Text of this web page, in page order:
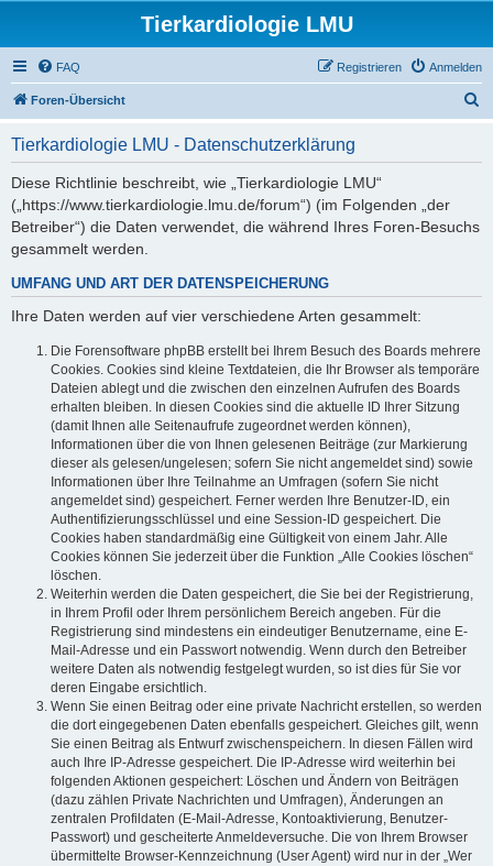
Tierkardiologie LMU
FAQ Anmelden
Registrieren
Foren-Übersicht
Tierkardiologie LMU - Datenschutzerklärung
Diese Richtlinie beschreibt, wie „Tierkardiologie LMU“
(„https://www.tierkardiologie.lmu.de/forum“) (im Folgenden „der
Betreiber“) die Daten verwendet, die während Ihres Foren-Besuchs
gesammelt werden.
UMFANG UND ART DER DATENSPEICHERUNG
Ihre Daten werden auf vier verschiedene Arten gesammelt:
Die Forensoftware phpBB erstellt bei Ihrem Besuch des Boards mehrere
Cookies. Cookies sind kleine Textdateien, die Ihr Browser als temporäre
Dateien ablegt und die zwischen den einzelnen Aufrufen des Boards
erhalten bleiben. In diesen Cookies sind die aktuelle ID Ihrer Sitzung
(damit Ihnen alle Seitenaufrufe zugeordnet werden können),
Informationen über die von Ihnen gelesenen Beiträge (zur Markierung
dieser als gelesen/ungelesen; sofern Sie nicht angemeldet sind) sowie
Informationen über Ihre Teilnahme an Umfragen (sofern Sie nicht
angemeldet sind) gespeichert. Ferner werden Ihre Benutzer-ID, ein
Authentifizierungsschlüssel und eine Session-ID gespeichert. Die
Cookies haben standardmäßig eine Gültigkeit von einem Jahr. Alle
Cookies können Sie jederzeit über die Funktion „Alle Cookies löschen“
löschen.
Weiterhin werden die Daten gespeichert, die Sie bei der Registrierung,
in Ihrem Profil oder Ihrem persönlichem Bereich angeben. Für die
Registrierung sind mindestens ein eindeutiger Benutzername, eine E-
Mail-Adresse und ein Passwort notwendig. Wenn durch den Betreiber
weitere Daten als notwendig festgelegt wurden, so ist dies für Sie vor
deren Eingabe ersichtlich.
Wenn Sie einen Beitrag oder eine private Nachricht erstellen, so werden
die dort eingegebenen Daten ebenfalls gespeichert. Gleiches gilt, wenn
Sie einen Beitrag als Entwurf zwischenspeichern. In diesen Fällen wird
auch Ihre IP-Adresse gespeichert. Die IP-Adresse wird weiterhin bei
folgenden Aktionen gespeichert: Löschen und Ändern von Beiträgen
(dazu zählen Private Nachrichten und Umfragen), Änderungen an
zentralen Profildaten (E-Mail-Adresse, Kontoaktivierung, Benutzer-
Passwort) und gescheiterte Anmeldeversuche. Die von Ihrem Browser
übermittelte Browser-Kennzeichnung (User Agent) wird nur in der „Wer